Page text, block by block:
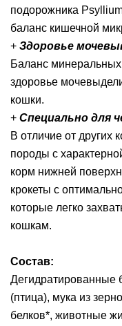
подорожника
баланс кишечной
+ Здоровье
Баланс
здоровье
кошки.
+ Специально для
В отличие от других
породы с
корм нижней
крокеты с
которые легко
кошкам.
Состав:
Дегидратированные
(птица), мука из
белков*, животные